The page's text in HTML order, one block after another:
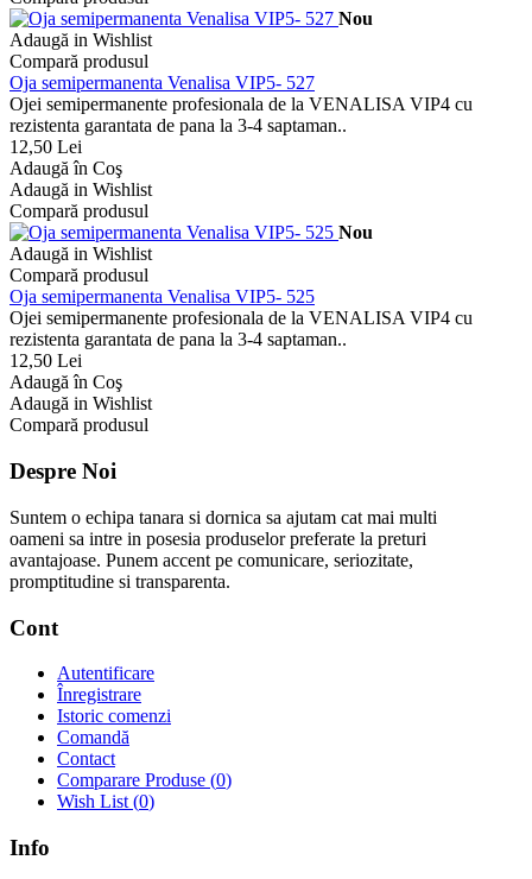
Nou
Adaugă in Wishlist
Compară produsul
Oja semipermanenta Venalisa VIP5- 527
Ojei semipermanente profesionala de la VENALISA VIP4 cu
rezistenta garantata de pana la 3-4 saptaman..
12,50 Lei
Adaugă în Coş
Adaugă in Wishlist
Compară produsul
Nou
Adaugă in Wishlist
Compară produsul
Oja semipermanenta Venalisa VIP5- 525
Ojei semipermanente profesionala de la VENALISA VIP4 cu
rezistenta garantata de pana la 3-4 saptaman..
12,50 Lei
Adaugă în Coş
Adaugă in Wishlist
Compară produsul
Despre Noi
Suntem o echipa tanara si dornica sa ajutam cat mai multi
oameni sa intre in posesia produselor preferate la preturi
avantajoase. Punem accent pe comunicare, seriozitate,
promptitudine si transparenta.
Cont
Autentificare
Înregistrare
Istoric comenzi
Comandă
Contact
Comparare Produse (0)
Wish List (0)
Info